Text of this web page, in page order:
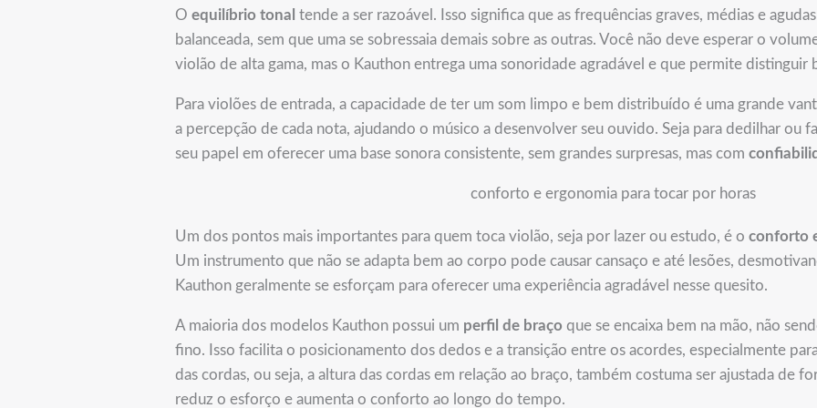
O equilíbrio tonal tende a ser razoável. Isso significa que as frequências graves, médias e
balanceada, sem que uma se sobressaia demais sobre as outras. Você não deve esperar o
violão de alta gama, mas o Kauthon entrega uma sonoridade agradável e que permite distinguir
Para violões de entrada, a capacidade de ter um som limpo e bem distribuído é uma grande
a percepção de cada nota, ajudando o músico a desenvolver seu ouvido. Seja para dedilhar ou
seu papel em oferecer uma base sonora consistente, sem grandes surpresas, mas com
conforto e ergonomia para tocar por horas
Um dos pontos mais importantes para quem toca violão, seja por lazer ou estudo, é o conforto
Um instrumento que não se adapta bem ao corpo pode causar cansaço e até lesões,
Kauthon geralmente se esforçam para oferecer uma experiência agradável nesse quesito.
A maioria dos modelos Kauthon possui um perfil de braço que se encaixa bem na mão, não
fino. Isso facilita o posicionamento dos dedos e a transição entre os acordes, especialmente
das cordas, ou seja, a altura das cordas em relação ao braço, também costuma ser ajustada de
reduz o esforço e aumenta o conforto ao longo do tempo.